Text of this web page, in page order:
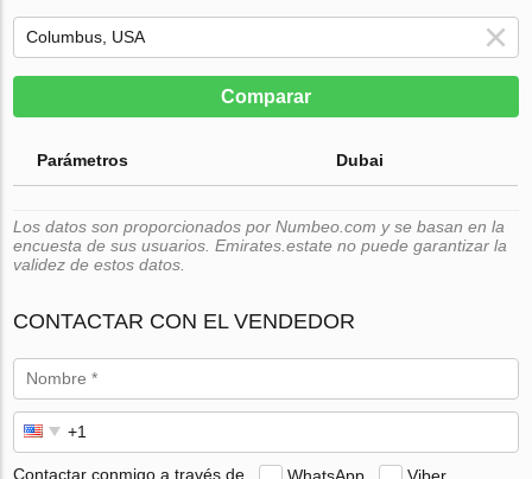
Comparar
Parámetros Dubai
Los datos son proporcionados por Numbeo.com y se basan en la
encuesta de sus usuarios. Emirates.estate no puede garantizar la
validez de estos datos.
CONTACTAR CON EL VENDEDOR
Contactar conmigo a través de WhatsApp Viber